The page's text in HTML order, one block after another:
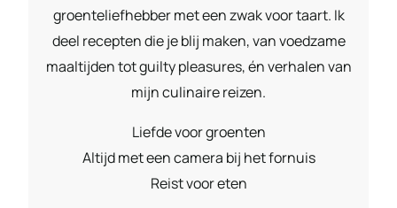
groenteliefhebber met een zwak voor taart. Ik
deel recepten die je blij maken, van voedzame
maaltijden tot guilty pleasures, én verhalen van
mijn culinaire reizen.
Liefde voor groenten
Altijd met een camera bij het fornuis
Reist voor eten